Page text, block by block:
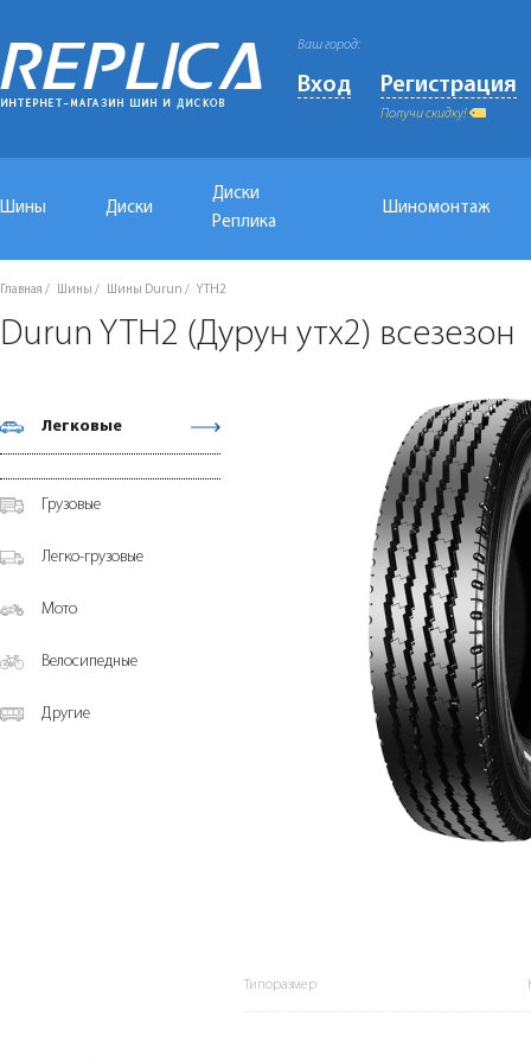
Ваш город:
Вход Регистрация
Получи скидку!
Шины Диски
Диски
Реплика
Шиномонтаж
Главная Шины Шины Durun YTH2
Durun YTH2 (Дурун утх2) всезезон
Легковые
Грузовые
Легко-грузовые
Мото
Велосипедные
Другие
Типоразмер